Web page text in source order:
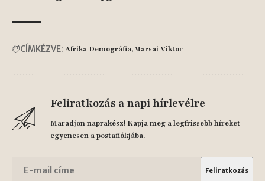
CÍMKÉZVE: Afrika Demográfia Marsai Viktor
Feliratkozás a napi hírlevélre
Maradjon naprakész! Kapja meg a legfrissebb híreket
egyenesen a postafiókjába.